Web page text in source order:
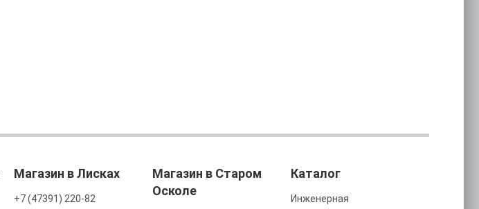
Магазин в Лисках
+7 (47391) 220-82
Магазин в Старом
Осколе
Каталог
Инженерная